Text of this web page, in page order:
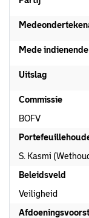
Mede
Uitslag
Commissie
BOFV
S. Kasmi
Beleidsveld
Veiligheid